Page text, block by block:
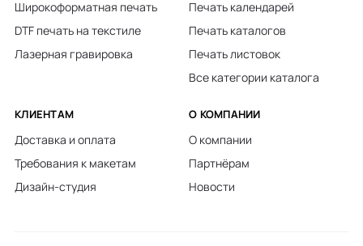
Широкоформатная печать
DTF печать на текстиле
Лазерная гравировка
Печать календарей
Печать каталогов
Печать листовок
Все категории каталога
КЛИЕНТАМ
Доставка и оплата
Требования к макетам
Дизайн-студия
О КОМПАНИИ
О компании
Партнёрам
Новости